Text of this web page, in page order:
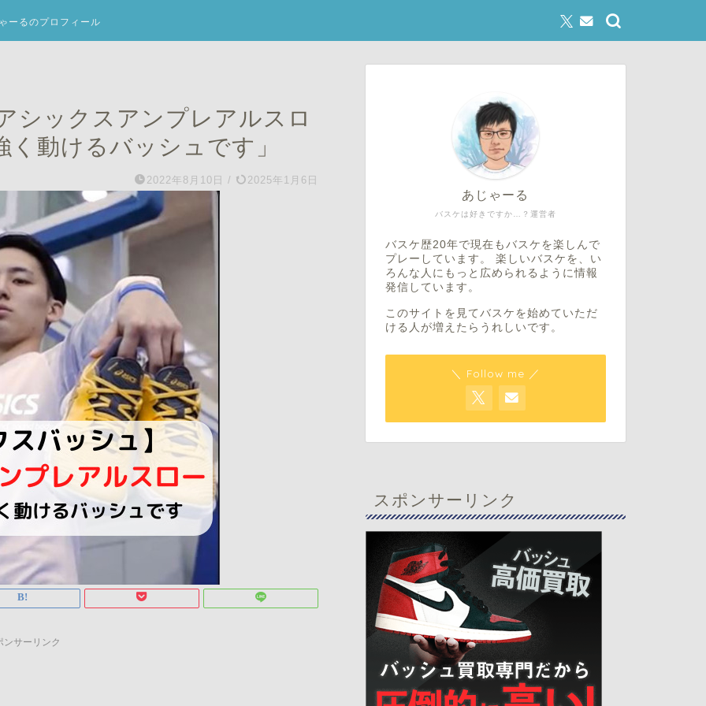
ーるのプロフィール
シックスアンプレアルスロ
動けるバッシュです」
2022年8月10日 / 2025年1月6日
ンサーリンク
バスケは好きですか…？運営者
あじゃーる
バスケ歴20年で現在もバスケを楽しんで
プレーしています。 楽しいバスケを、い
ろんな人にもっと広められるように情報
発信しています。
このサイトを見てバスケを始めていただ
ける人が増えたらうれしいです。
＼ Follow me ／
スポンサーリンク